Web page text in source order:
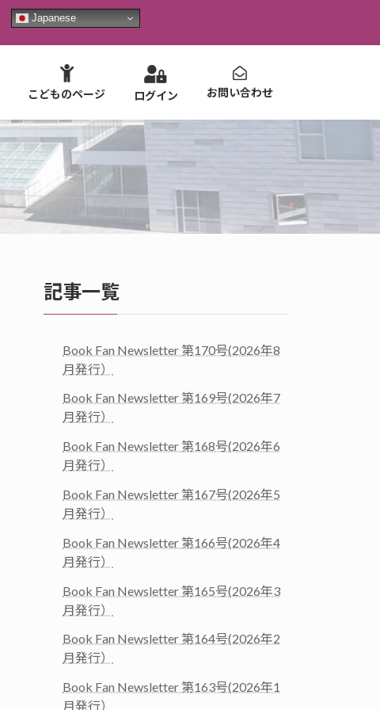
Japanese
こどものページ ログイン お問い合わせ
記事一覧
Book Fan Newsletter 第170号(2026年8
月発行）
Book Fan Newsletter 第169号(2026年7
月発行）
Book Fan Newsletter 第168号(2026年6
月発行）
Book Fan Newsletter 第167号(2026年5
月発行）
Book Fan Newsletter 第166号(2026年4
月発行）
Book Fan Newsletter 第165号(2026年3
月発行）
Book Fan Newsletter 第164号(2026年2
月発行）
Book Fan Newsletter 第163号(2026年1
月発行）